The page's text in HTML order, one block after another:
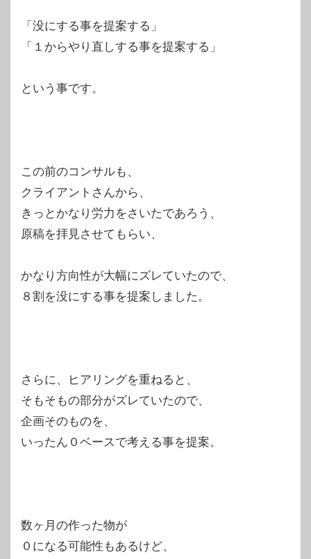
「没にする事を提案する」
「１からやり直しする事を提案する」
という事です。
この前のコンサルも、
クライアントさんから、
きっとかなり労力をさいたであろう、
原稿を拝見させてもらい、
かなり方向性が大幅にズレていたので、
８割を没にする事を提案しました。
さらに、ヒアリングを重ねると、
そもそもの部分がズレていたので、
企画そのものを、
いったん０ベースで考える事を提案。
数ヶ月の作った物が
０になる可能性もあるけど、